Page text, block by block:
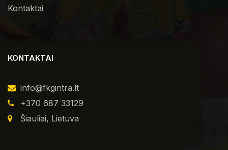
Kontaktai
KONTAKTAI
info@fkgintra.lt
+370 687 33129
Šiauliai, Lietuva